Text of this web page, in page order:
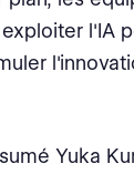
l'IA
Yuka